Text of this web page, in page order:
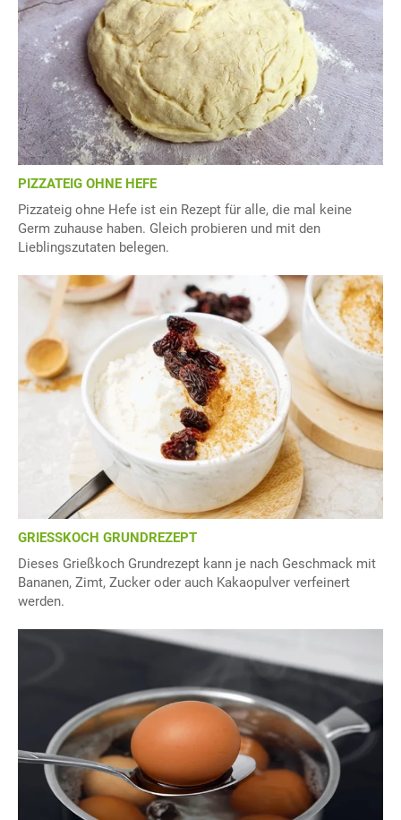
PIZZATEIG OHNE HEFE
Pizzateig ohne Hefe ist ein Rezept für alle, die mal keine
Germ zuhause haben. Gleich probieren und mit den
Lieblingszutaten belegen.
GRIESSKOCH GRUNDREZEPT
Dieses Grießkoch Grundrezept kann je nach Geschmack mit
Bananen, Zimt, Zucker oder auch Kakaopulver verfeinert
werden.